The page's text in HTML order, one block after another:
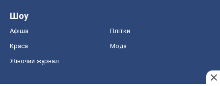
Шоу
Афіша Плітки
Краса Мода
Жіночий журнал